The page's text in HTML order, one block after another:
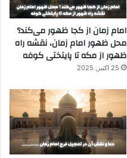
امام زمان از کجا ظهور می‌کند؟
محل ظهور امام زمان، نقشه راه
ظهور از مکه تا پایتختی کوفه
25 اکتبر, 2025